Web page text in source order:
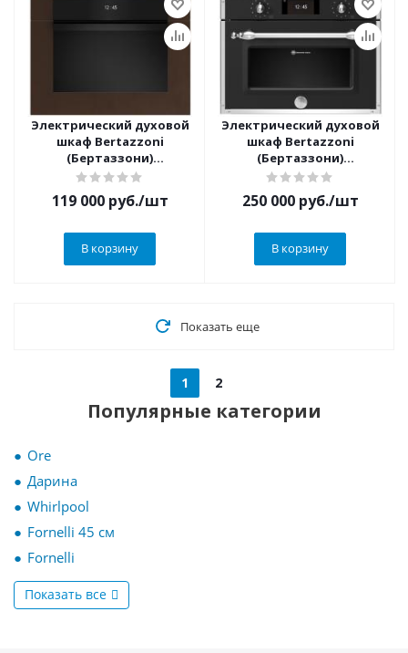
Электрический духовой
шкаф Bertazzoni
(Бертаззони)
F457MODVTC
119 000руб./шт
В корзину
Электрический духовой
шкаф Bertazzoni
(Бертаззони)
F457HERMWTNE
250 000руб./шт
В корзину
Показать еще
1 2
Популярные категории
Ore
Дарина
Whirlpool
Fornelli 45 см
Fornelli
Показать все